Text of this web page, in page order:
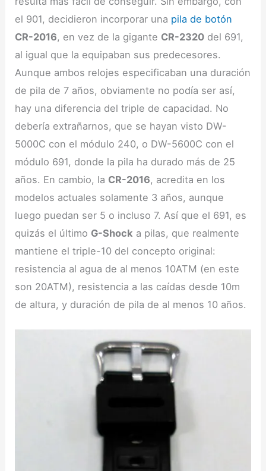
el 901, decidieron incorporar una pila de botón
CR-2016, en vez de la gigante CR-2320 del 691,
al igual que la equipaban sus predecesores.
Aunque ambos relojes especificaban una duración
de pila de 7 años, obviamente no podía ser así,
hay una diferencia del triple de capacidad. No
debería extrañarnos, que se hayan visto DW-
5000C con el módulo 240, o DW-5600C con el
módulo 691, donde la pila ha durado más de 25
años. En cambio, la CR-2016, acredita en los
modelos actuales solamente 3 años, aunque
luego puedan ser 5 o incluso 7. Así que el 691, es
quizás el último G-Shock a pilas, que realmente
mantiene el triple-10 del concepto original:
resistencia al agua de al menos 10ATM (en este
son 20ATM), resistencia a las caídas desde 10m
de altura, y duración de pila de al menos 10 años.